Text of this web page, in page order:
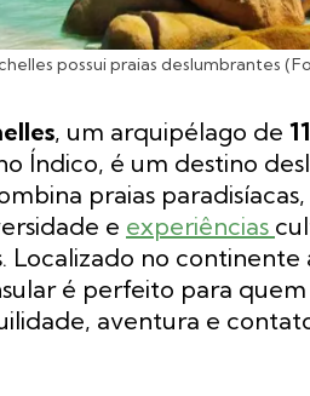
possui praias deslumbrantes
, um arquipélago de
Índico, é um destino
praias
e experiências
Localizado no continente
é perfeito para quem
aventura e